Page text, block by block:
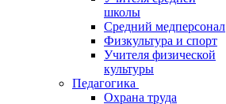
школы
Средний медперсонал
Физкультура и спорт
Учителя физической
культуры
Педагогика
Охрана труда